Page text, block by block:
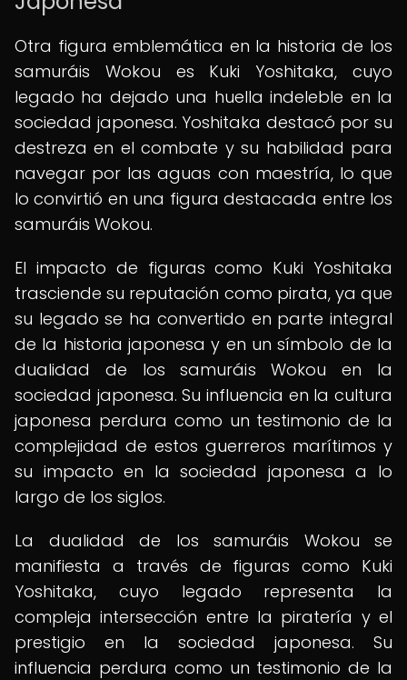
Otra figura emblemática en la historia de los
samuráis Wokou es Kuki Yoshitaka, cuyo
legado ha dejado una huella indeleble en la
sociedad japonesa. Yoshitaka destacó por su
destreza en el combate y su habilidad para
navegar por las aguas con maestría, lo que
lo convirtió en una figura destacada entre los
samuráis Wokou.
El impacto de figuras como Kuki Yoshitaka
trasciende su reputación como pirata, ya que
su legado se ha convertido en parte integral
de la historia japonesa y en un símbolo de la
dualidad de los samuráis Wokou en la
sociedad japonesa. Su influencia en la cultura
japonesa perdura como un testimonio de la
complejidad de estos guerreros marítimos y
su impacto en la sociedad japonesa a lo
largo de los siglos.
La dualidad de los samuráis Wokou se
manifiesta a través de figuras como Kuki
Yoshitaka, cuyo legado representa la
compleja intersección entre la piratería y el
prestigio en la sociedad japonesa. Su
influencia perdura como un testimonio de la